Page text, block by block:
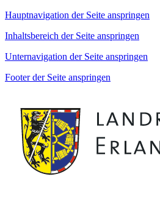
Hauptnavigation der Seite anspringen
Inhaltsbereich der Seite anspringen
Unternavigation der Seite anspringen
Footer der Seite anspringen